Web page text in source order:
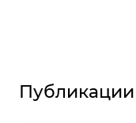
Публикации